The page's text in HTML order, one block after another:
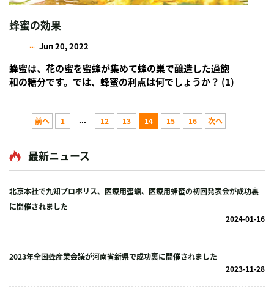
蜂蜜の効果
Jun 20, 2022
蜂蜜は、花の蜜を蜜蜂が集めて蜂の巣で醸造した過飽
和の糖分です。では、蜂蜜の利点は何でしょうか？ (1)
前へ 1 ... 12 13 14 15 16 次へ
最新ニュース
北京本社で九知プロポリス、医療用蜜蝋、医療用蜂蜜の初回発表会が成功裏
に開催されました
2024-01-16
2023年全国蜂産業会議が河南省新県で成功裏に開催されました
2023-11-28